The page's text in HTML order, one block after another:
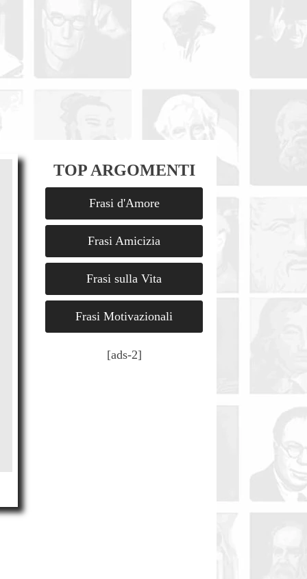
TOP ARGOMENTI
Frasi d'Amore
Frasi Amicizia
Frasi sulla Vita
Frasi Motivazionali
[ads-2]